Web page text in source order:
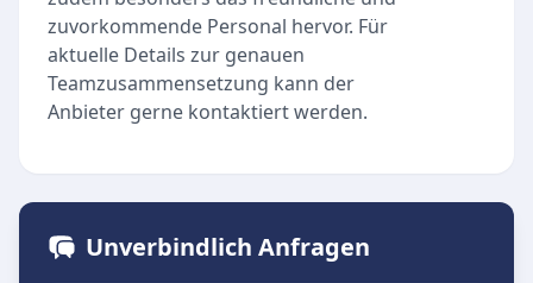
zuvorkommende Personal hervor. Für
aktuelle Details zur genauen
Teamzusammensetzung kann der
Anbieter gerne kontaktiert werden.
Unverbindlich Anfragen